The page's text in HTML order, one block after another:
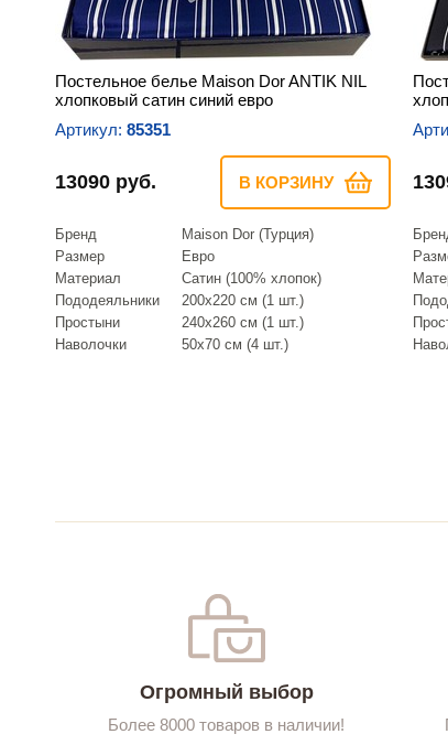
Постельное белье Maison Dor ANTIK NIL
хлопковый сатин синий евро
Артикул: 85351
13090 руб. В КОРЗИНУ
Бренд
Maison Dor (Турция)
Размер
Евро
Материал
Сатин (100% хлопок)
Пододеяльники
200х220 см (1 шт.)
Простыни
240х260 см (1 шт.)
Наволочки
50х70 см (4 шт.)
Огромный выбор
Более 8000 товаров в наличии!